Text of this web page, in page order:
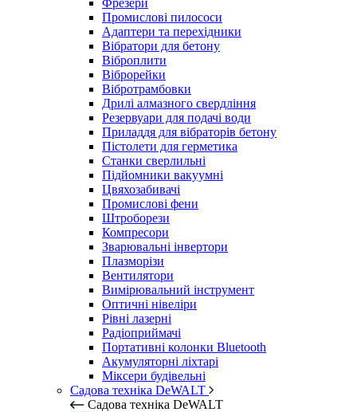
Фрезери
Промислові пилососи
Адаптери та перехідники
Вібратори для бетону
Віброплити
Віброрейки
Вібротрамбовки
Дрилі алмазного свердління
Резервуари для подачі води
Приладдя для вібраторів бетону
Пістолети для герметика
Станки сверлильні
Підйомники вакуумні
Цвяхозабивачі
Промислові фени
Штроборези
Компресори
Зварювальні інвертори
Плазморізи
Вентилятори
Вимірювальний інструмент
Оптичні нівеліри
Рівні лазерні
Радіоприймачі
Портативні колонки Bluetooth
Акумуляторні ліхтарі
Міксери будівельні
Садова техніка DeWALT
Садова техніка DeWALT